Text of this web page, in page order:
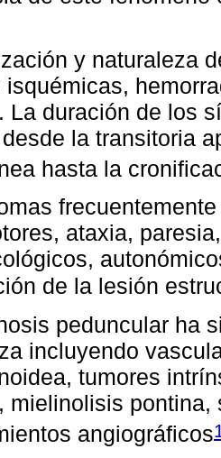
y naturaleza
isquémicas,
La duración de los
la transitoria
hasta la
ataxia,
de la lesión
peduncular ha
incluyendo
tumores
mielinolisis
angiográficos